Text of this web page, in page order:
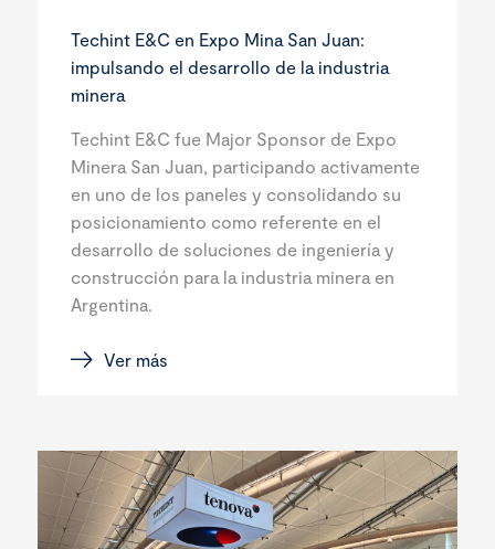
Techint E&C en Expo Mina San Juan:
impulsando el desarrollo de la industria
minera
Techint E&C fue Major Sponsor de Expo
Minera San Juan, participando activamente
en uno de los paneles y consolidando su
posicionamiento como referente en el
desarrollo de soluciones de ingeniería y
construcción para la industria minera en
Argentina.
Ver más